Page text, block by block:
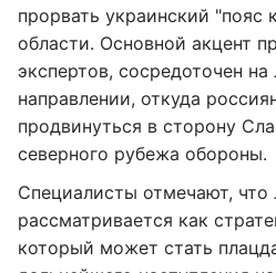
прорвать украинский "пояс
области. Основной акцент
экспертов, сосредоточен
направлении, откуда
продвинуться в сторону
северного рубежа обороны.
Специалисты отмечают, что
рассматривается как
который может стать